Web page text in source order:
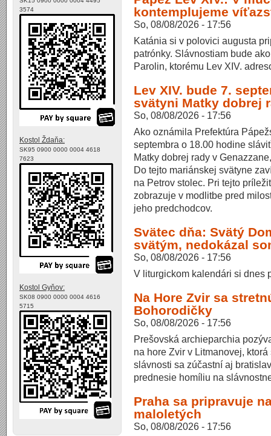
kontemplujeme
So, 08/08/2026 - 17:56
Katánia si v polovici augusta
patrónky. Slávnostiam bude
Parolin, ktorému Lev XIV.
Lev XIV. bude 7.
svätyni Matky dobrej
So, 08/08/2026 - 17:56
Ako oznámila Prefektúra
septembra o 18.00 hodine
Matky dobrej rady v
Do tejto mariánskej svätyne
na Petrov stolec. Pri tejto
zobrazuje v modlitbe pred
jeho predchodcov.
Svätec dňa: Svätý
svätým, nedokázal
So, 08/08/2026 - 17:56
V liturgickom kalendári si dnes
Na Hore Zvir sa
Bohorodičky
So, 08/08/2026 - 17:56
Prešovská archieparchia
na hore Zvir v Litmanovej,
slávnosti sa zúčastní aj
prednesie homíliu na
Praha sa pripravuje
maloletých
So, 08/08/2026 - 17:56
3574
Kostol Ždaňa:
SK95 0900 0000 0004 4618
7623
Kostol Gyňov:
SK08 0900 0000 0004 4616
5715